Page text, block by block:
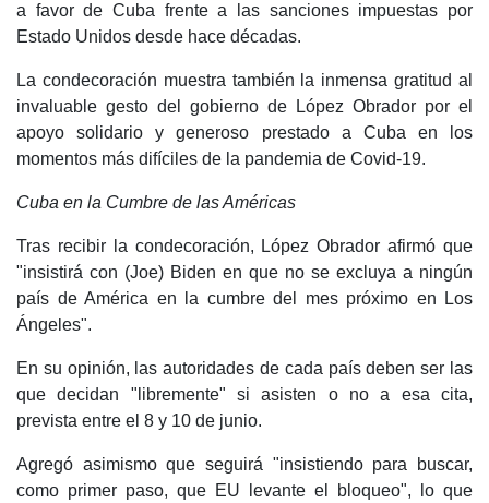
a favor de Cuba frente a las sanciones impuestas por
Estado Unidos desde hace décadas.
La condecoración muestra también la inmensa gratitud al
invaluable gesto del gobierno de López Obrador por el
apoyo solidario y generoso prestado a Cuba en los
momentos más difíciles de la pandemia de Covid-19.
Cuba en la Cumbre de las Américas
Tras recibir la condecoración, López Obrador afirmó que
"insistirá con (Joe) Biden en que no se excluya a ningún
país de América en la cumbre del mes próximo en Los
Ángeles".
En su opinión, las autoridades de cada país deben ser las
que decidan "libremente" si asisten o no a esa cita,
prevista entre el 8 y 10 de junio.
Agregó asimismo que seguirá "insistiendo para buscar,
como primer paso, que EU levante el bloqueo", lo que